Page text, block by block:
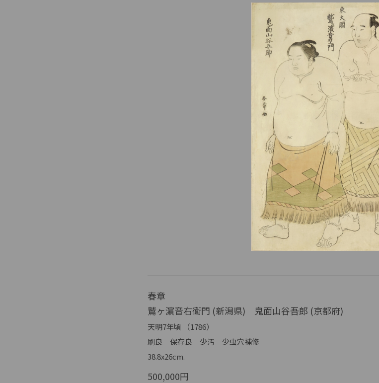
春章
鷲ヶ濵音右衛門 (新潟県) 鬼面山谷吾郎 (京都府)
天明7年頃 （1786）
刷良 保存良 少汚 少虫穴補修
38.8x26cm.
500,000円